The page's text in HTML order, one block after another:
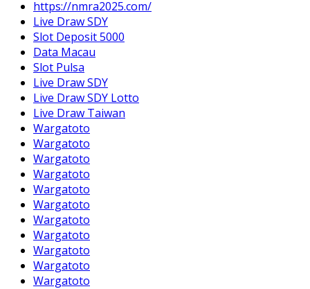
https://nmra2025.com/
Live Draw SDY
Slot Deposit 5000
Data Macau
Slot Pulsa
Live Draw SDY
Live Draw SDY Lotto
Live Draw Taiwan
Wargatoto
Wargatoto
Wargatoto
Wargatoto
Wargatoto
Wargatoto
Wargatoto
Wargatoto
Wargatoto
Wargatoto
Wargatoto